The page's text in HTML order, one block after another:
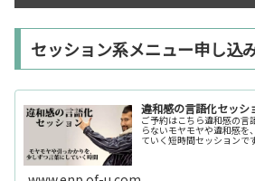
セッション系メニュー申し込
違和感の言語化セッシ
ご予約はこちら違和感の言
らないモヤモヤや違和感を
ていく短時間セッションで